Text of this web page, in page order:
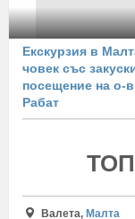
Екскурзия в
човек със
посещение на о-
Рабат
ТОП
Валета, Малта